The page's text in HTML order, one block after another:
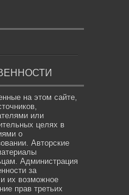
на этом сайте,
или
целях в
о
Авторские
Администрация
за
их возможное
прав третьих